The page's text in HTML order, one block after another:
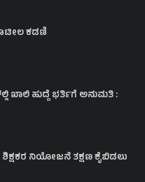
ಕಡಣಿ
ಖಾಲಿ ಹುದ್ದೆ ಭರ್ತಿಗೆ ಅನುಮತಿ :
ನಿಯೋಜನೆ ತಕ್ಷಣ ಕೈಬಿಡಲು